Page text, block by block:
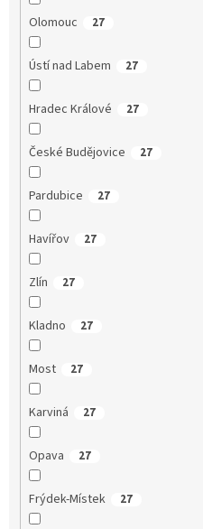
Olomouc 27
Ústí nad Labem 27
Hradec Králové 27
České Budějovice 27
Pardubice 27
Havířov 27
Zlín 27
Kladno 27
Most 27
Karviná 27
Opava 27
Frýdek-Místek 27